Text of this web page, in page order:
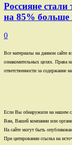
Россияне
на 85% больше
0
Все материалы на данном сайте
ознакомительных целях. Права
ответственности за содержание
Если Вы обнаружили на нашем
Вам, Вашей компании или
На сайте могут быть
При цитировании ссылка на